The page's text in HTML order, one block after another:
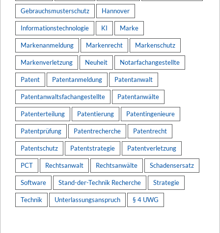
Gebrauchsmusterschutz Hannover
Informationstechnologie KI Marke
Markenanmeldung Markenrecht Markenschutz
Markenverletzung Neuheit Notarfachangestellte
Patent Patentanmeldung Patentanwalt
Patentanwaltsfachangestellte Patentanwälte
Patenterteilung Patentierung Patentingenieure
Patentprüfung Patentrecherche Patentrecht
Patentschutz Patentstrategie Patentverletzung
PCT Rechtsanwalt Rechtsanwälte Schadensersatz
Software Stand-der-Technik Recherche Strategie
Technik Unterlassungsanspruch § 4 UWG